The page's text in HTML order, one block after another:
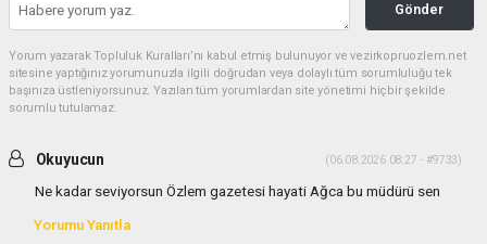
Gönder
Yorum yazarak Topluluk Kuralları’nı kabul etmiş bulunuyor ve vezirkopruozlem.net
sitesine yaptığınız yorumunuzla ilgili doğrudan veya dolaylı tüm sorumluluğu tek
başınıza üstleniyorsunuz. Yazılan tüm yorumlardan site yönetimi hiçbir şekilde
sorumlu tutulamaz.
Okuyucun (06.08.2026 08:27 - #9733)
Ne kadar seviyorsun Özlem gazetesi hayati Ağca bu müdürü sen
Yorumu Yanıtla